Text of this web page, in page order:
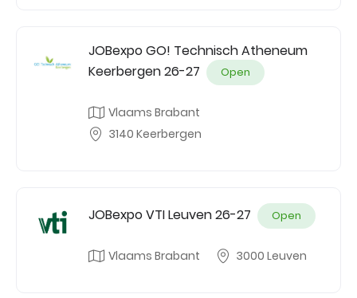
JOBexpo GO! Technisch Atheneum
Keerbergen 26-27
Open
Vlaams Brabant
3140 Keerbergen
JOBexpo VTI Leuven 26-27 Open
Vlaams Brabant 3000 Leuven